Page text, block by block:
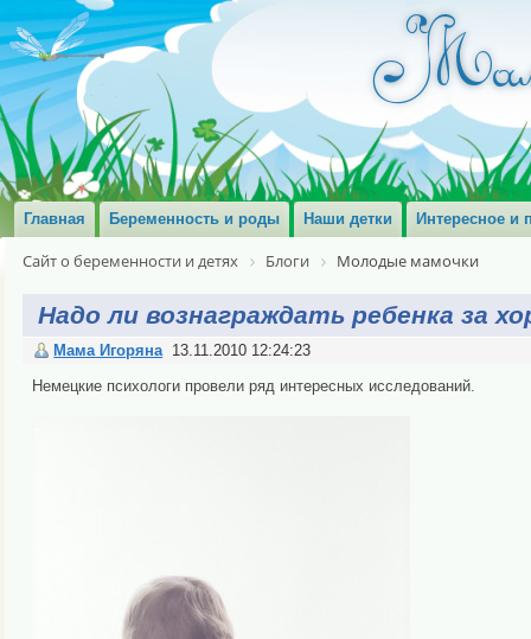
Главная Беременность и роды Наши детки Интересное и
Сайт о беременности и детях Блоги Молодые мамочки
Надо ли вознаграждать ребенка за
Мама Игоряна 13.11.2010 12:24:23
Немецкие психологи провели ряд интересных исследований.